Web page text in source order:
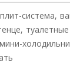
система,